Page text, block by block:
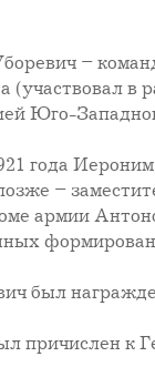
–
(участвовал
Юго-
года
–
армии
был
причислен к